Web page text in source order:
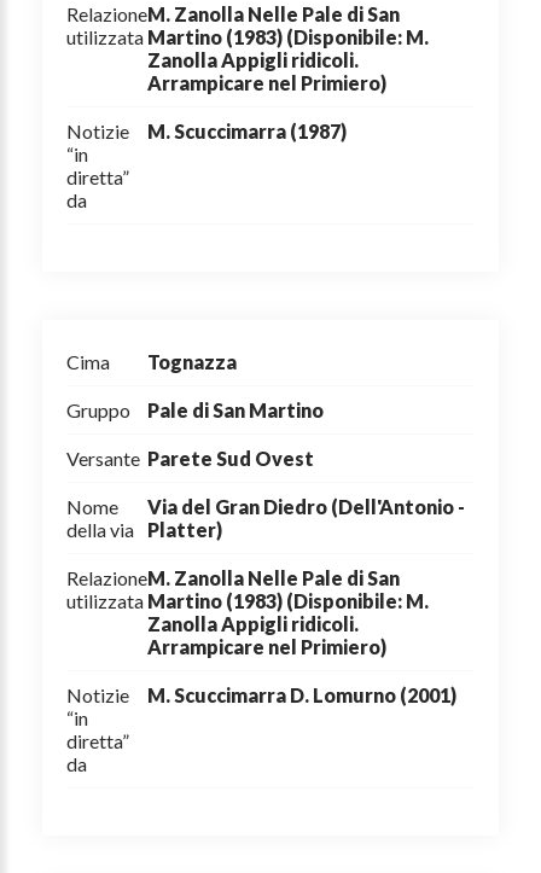
Relazione
utilizzata
M. Zanolla Nelle Pale di San
Martino (1983) (Disponibile: M.
Zanolla Appigli ridicoli.
Arrampicare nel Primiero)
Notizie
“in
diretta”
da
M. Scuccimarra (1987)
Cima Tognazza
Gruppo Pale di San Martino
Versante Parete Sud Ovest
Nome
della via
Via del Gran Diedro (Dell'Antonio -
Platter)
Relazione
utilizzata
M. Zanolla Nelle Pale di San
Martino (1983) (Disponibile: M.
Zanolla Appigli ridicoli.
Arrampicare nel Primiero)
Notizie
“in
diretta”
da
M. Scuccimarra D. Lomurno (2001)